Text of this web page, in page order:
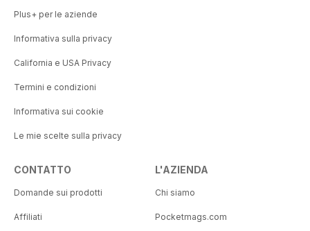
Plus+ per le aziende
Informativa sulla privacy
California e USA Privacy
Termini e condizioni
Informativa sui cookie
Le mie scelte sulla privacy
CONTATTO
Domande sui prodotti
Affiliati
L'AZIENDA
Chi siamo
Pocketmags.com